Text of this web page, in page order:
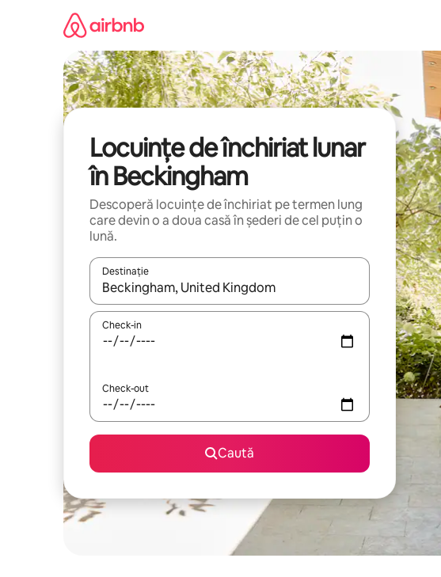
Locuințe de închiriat lunar
în Beckingham
Descoperă locuințe de închiriat pe termen lung
care devin o a doua casă în șederi de cel puțin o
lună.
Destinație
Când se încarcă rezultatele, navighează folosind tastele săgeată
Check-in
Check-out
Caută